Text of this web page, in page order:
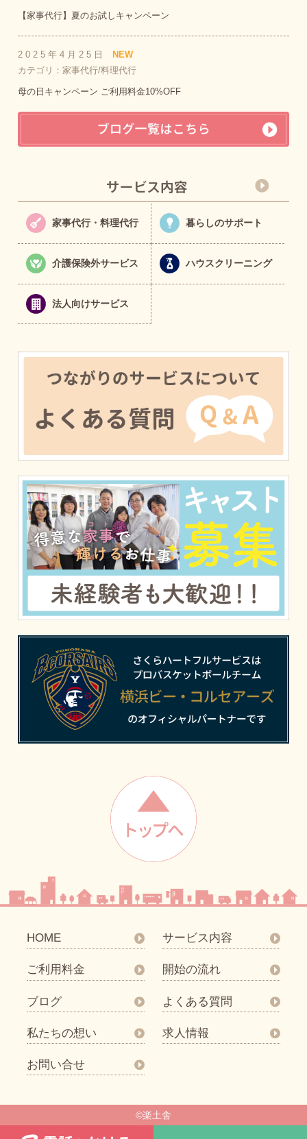
【家事代行】夏のお試しキャンペーン
2025年4月25日
NEW
カテゴリ：家事代行/料理代行
母の日キャンペーン ご利用料金10%OFF
家事代行・料理代行 暮らしのサポート
介護保険外サービス ハウスクリーニング
法人向けサービス
HOME サービス内容
ご利用料金 開始の流れ
ブログ よくある質問
私たちの想い 求人情報
お問い合せ
©楽土舎